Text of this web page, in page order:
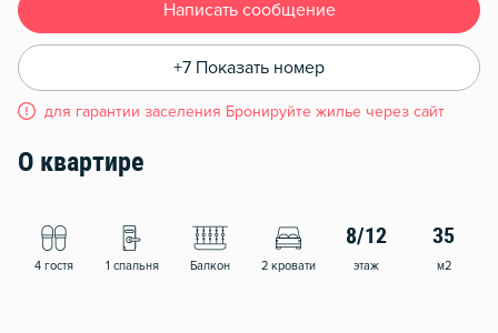
Написать сообщение
+7 Показать номер
для гарантии заселения Бронируйте жилье через сайт
О квартире
4 гостя 1 спальня Балкон 2 кровати
8/12
этаж
35
м2